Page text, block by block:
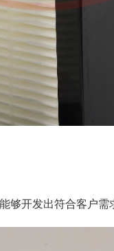
够开发出符合客户需